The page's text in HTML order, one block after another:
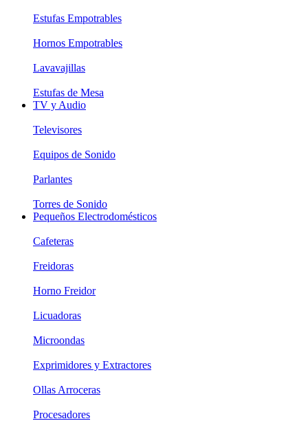
Estufas Empotrables
Hornos Empotrables
Lavavajillas
Estufas de Mesa
TV y Audio
Televisores
Equipos de Sonido
Parlantes
Torres de Sonido
Pequeños Electrodomésticos
Cafeteras
Freidoras
Horno Freidor
Licuadoras
Microondas
Exprimidores y Extractores
Ollas Arroceras
Procesadores